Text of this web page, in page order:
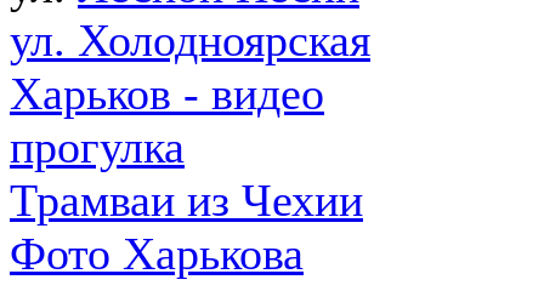
ул. Холодноярская
Харьков - видео
прогулка
Трамваи из Чехии
Фото Харькова